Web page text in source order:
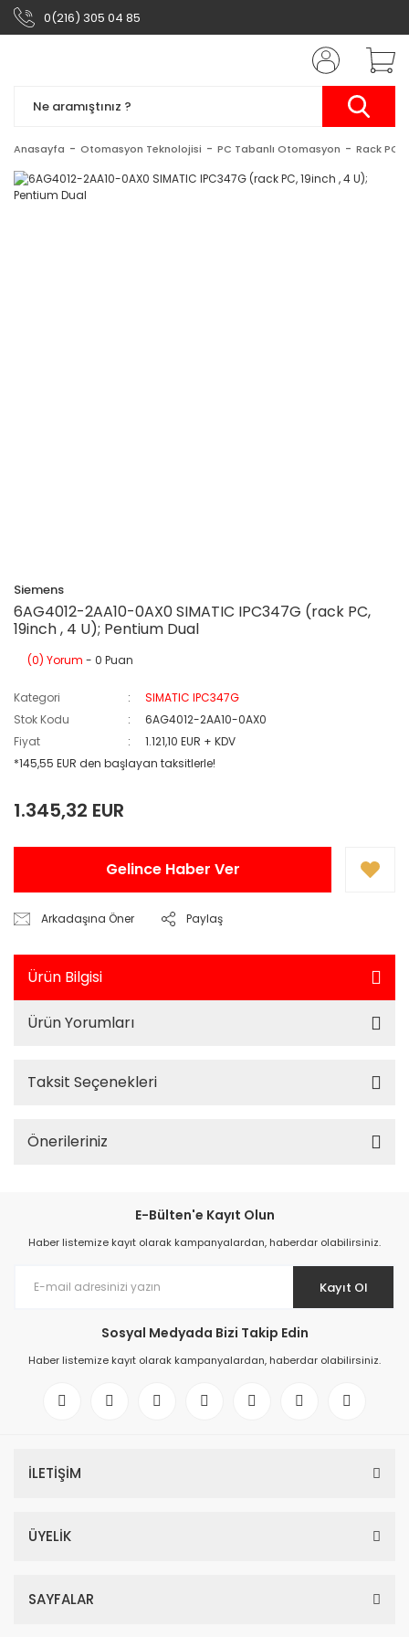
0(216) 305 04 85
Anasayfa Otomasyon Teknolojisi PC Tabanlı Otomasyon Rack
Siemens
6AG4012-2AA10-0AX0 SIMATIC IPC347G (rack PC,
19inch , 4 U); Pentium Dual
(0) Yorum - 0 Puan
Kategori
SIMATIC IPC347G
Stok Kodu
6AG4012-2AA10-0AX0
Fiyat
1.121,10 EUR + KDV
*145,55 EUR den başlayan taksitlerle!
1.345,32 EUR
Gelince Haber Ver
Arkadaşına Öner Paylaş
Ürün Bilgisi
Ürün Yorumları
Taksit Seçenekleri
Önerileriniz
E-Bülten'e Kayıt Olun
Haber listemize kayıt olarak kampanyalardan, haberdar olabilirsiniz.
Kayıt Ol
Sosyal Medyada Bizi Takip Edin
Haber listemize kayıt olarak kampanyalardan, haberdar olabilirsiniz.
İLETİŞİM
ÜYELİK
SAYFALAR